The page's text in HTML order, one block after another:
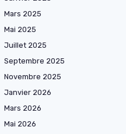
Mars 2025
Mai 2025
Juillet 2025
Septembre 2025
Novembre 2025
Janvier 2026
Mars 2026
Mai 2026